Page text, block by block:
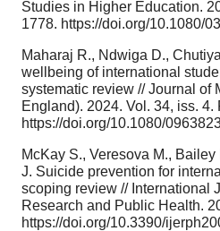
Studies in Higher Education.
1778. https://doi.org/10.1080/
Maharaj R., Ndwiga D.,
wellbeing of international
systematic review // Journal of
England). 2024. Vol. 34, iss. 4.
https://doi.org/10.1080/
McKay S., Veresova M.,
J. Suicide prevention for
scoping review // International
Research and Public Health.
https://doi.org/10.3390/